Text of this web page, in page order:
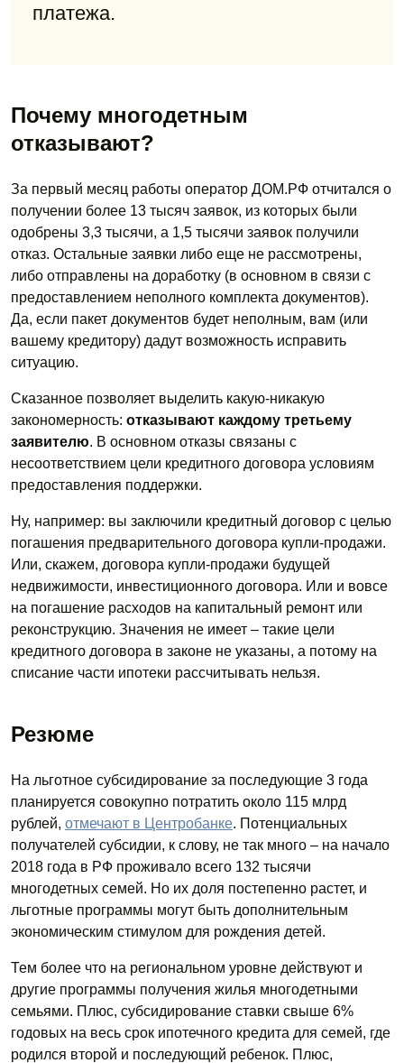
платежа.
Почему многодетным
отказывают?
За первый месяц работы оператор ДОМ.РФ отчитался о
получении более 13 тысяч заявок, из которых были
одобрены 3,3 тысячи, а 1,5 тысячи заявок получили
отказ. Остальные заявки либо еще не рассмотрены,
либо отправлены на доработку (в основном в связи с
предоставлением неполного комплекта документов).
Да, если пакет документов будет неполным, вам (или
вашему кредитору) дадут возможность исправить
ситуацию.
Сказанное позволяет выделить какую-никакую
закономерность: отказывают каждому третьему
заявителю. В основном отказы связаны с
несоответствием цели кредитного договора условиям
предоставления поддержки.
Ну, например: вы заключили кредитный договор с целью
погашения предварительного договора купли-продажи.
Или, скажем, договора купли-продажи будущей
недвижимости, инвестиционного договора. Или и вовсе
на погашение расходов на капитальный ремонт или
реконструкцию. Значения не имеет – такие цели
кредитного договора в законе не указаны, а потому на
списание части ипотеки рассчитывать нельзя.
Резюме
На льготное субсидирование за последующие 3 года
планируется совокупно потратить около 115 млрд
рублей, отмечают в Центробанке. Потенциальных
получателей субсидии, к слову, не так много – на начало
2018 года в РФ проживало всего 132 тысячи
многодетных семей. Но их доля постепенно растет, и
льготные программы могут быть дополнительным
экономическим стимулом для рождения детей.
Тем более что на региональном уровне действуют и
другие программы получения жилья многодетными
семьями. Плюс, субсидирование ставки свыше 6%
годовых на весь срок ипотечного кредита для семей, где
родился второй и последующий ребенок. Плюс,